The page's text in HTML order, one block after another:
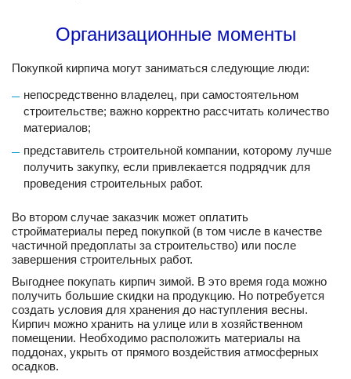
Организационные моменты
Покупкой кирпича могут заниматься следующие люди:
непосредственно владелец, при самостоятельном
строительстве; важно корректно рассчитать количество
материалов;
представитель строительной компании, которому лучше
получить закупку, если привлекается подрядчик для
проведения строительных работ.
Во втором случае заказчик может оплатить
стройматериалы перед покупкой (в том числе в качестве
частичной предоплаты за строительство) или после
завершения строительных работ.
Выгоднее покупать кирпич зимой. В это время года можно
получить большие скидки на продукцию. Но потребуется
создать условия для хранения до наступления весны.
Кирпич можно хранить на улице или в хозяйственном
помещении. Необходимо расположить материалы на
поддонах, укрыть от прямого воздействия атмосферных
осадков.